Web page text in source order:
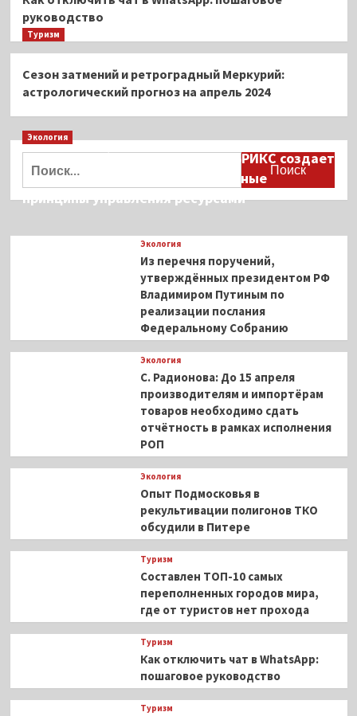
руководство
Туризм
Сезон затмений и ретроградный Меркурий:
астрологический прогноз на апрель 2024
Экология
Дмитрий Кобылкин: площадка БРИКС создает
возможность сформировать единые
принципы управления ресурсами
Экология
Из перечня поручений,
утверждённых президентом РФ
Владимиром Путиным по
реализации послания
Федеральному Собранию
Экология
С. Радионова: До 15 апреля
производителям и импортёрам
товаров необходимо сдать
отчётность в рамках исполнения
РОП
Экология
Опыт Подмосковья в
рекультивации полигонов ТКО
обсудили в Питере
Туризм
Составлен ТОП-10 самых
переполненных городов мира,
где от туристов нет прохода
Туризм
Как отключить чат в WhatsApp:
пошаговое руководство
Туризм